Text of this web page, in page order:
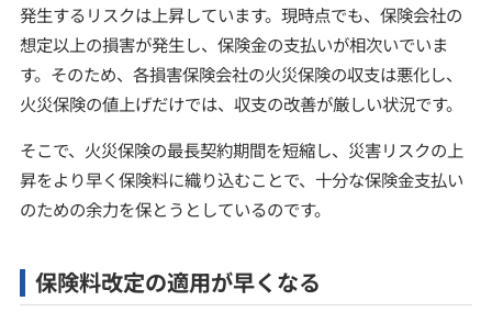
発生するリスクは上昇しています。現時点でも、保険会社の
想定以上の損害が発生し、保険金の支払いが相次いでいま
す。そのため、各損害保険会社の火災保険の収支は悪化し、
火災保険の値上げだけでは、収支の改善が厳しい状況です。
そこで、火災保険の最長契約期間を短縮し、災害リスクの上
昇をより早く保険料に織り込むことで、十分な保険金支払い
のための余力を保とうとしているのです。
保険料改定の適用が早くなる